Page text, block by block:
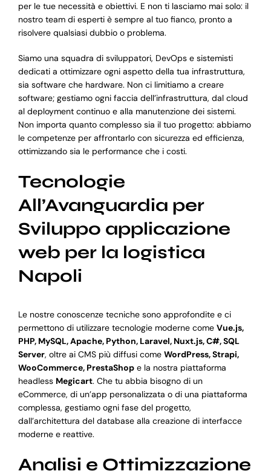
per le tue necessità e obiettivi. E non ti lasciamo mai solo: il
nostro team di esperti è sempre al tuo fianco, pronto a
risolvere qualsiasi dubbio o problema.
Siamo una squadra di sviluppatori, DevOps e sistemisti
dedicati a ottimizzare ogni aspetto della tua infrastruttura,
sia software che hardware. Non ci limitiamo a creare
software; gestiamo ogni faccia dell’infrastruttura, dal cloud
al deployment continuo e alla manutenzione dei sistemi.
Non importa quanto complesso sia il tuo progetto: abbiamo
le competenze per affrontarlo con sicurezza ed efficienza,
ottimizzando sia le performance che i costi.
Tecnologie
All’Avanguardia per
Sviluppo applicazione
web per la logistica
Napoli
Le nostre conoscenze tecniche sono approfondite e ci
permettono di utilizzare tecnologie moderne come Vue.js,
PHP, MySQL, Apache, Python, Laravel, Nuxt.js, C#, SQL
Server, oltre ai CMS più diffusi come WordPress, Strapi,
WooCommerce, PrestaShope la nostra piattaforma
headless Megicart. Che tu abbia bisogno di un
eCommerce, di un’app personalizzata o di una piattaforma
complessa, gestiamo ogni fase del progetto,
dall’architettura del database alla creazione di interfacce
moderne e reattive.
Analisi e Ottimizzazione